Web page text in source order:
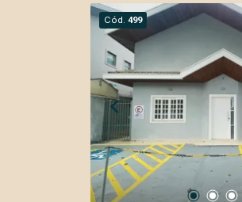
espaçosa Cozinha completa
com Banheiro Área Gourmet Piscina
com
Cód. 499